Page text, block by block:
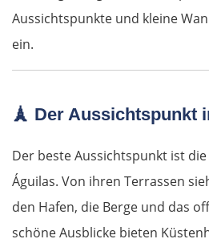
Aussichtspunkte und kleine
ein.
🗼 Der Aussichtspunkt
Der beste Aussichtspunkt ist die
Águilas. Von ihren Terrassen
den Hafen, die Berge und das
schöne Ausblicke bieten
Esztergom
Debrecen
Rumänien Ost